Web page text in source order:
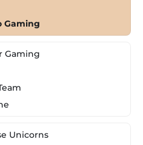
Gaming
Gaming
Unicorns